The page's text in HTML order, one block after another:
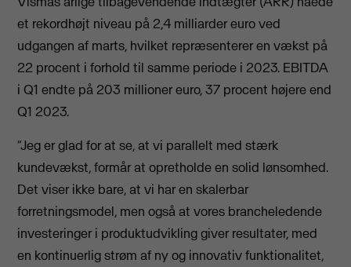
et rekordhøjt niveau på 2,4 milliarder euro ved
udgangen af marts, hvilket repræsenterer en vækst på
22 procent i forhold til samme periode i 2023. EBITDA
i Q1 endte på 203 millioner euro, 37 procent højere end
Q1 2023.
“Jeg er glad for at se, at vi parallelt med stærk
kundevækst, formår at opretholde en solid lønsomhed.
Det viser ikke bare, at vi har en skalerbar
forretningsmodel, men også at vores brancheledende
investeringer i produktudvikling giver resultater, med
en kontinuerlig strøm af ny og innovativ funktionalitet,